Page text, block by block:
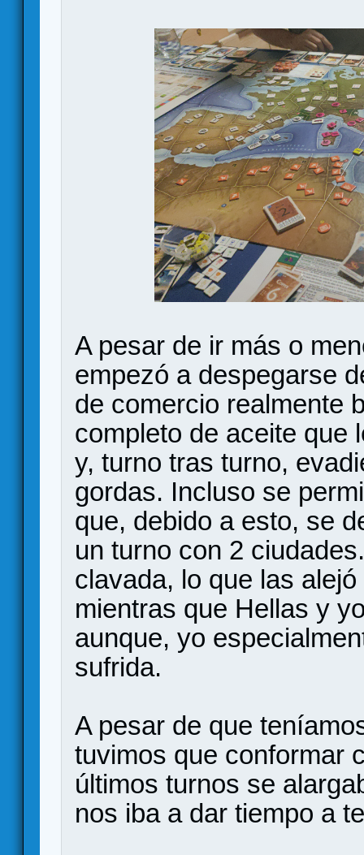
A pesar de ir más o
empezó a despegarse
de comercio realmente
completo de aceite que
y, turno tras turno,
gordas. Incluso se
que, debido a esto, se
un turno con 2
clavada, lo que las
mientras que Hellas y
aunque, yo
sufrida.
A pesar de que
tuvimos que conformar
últimos turnos se
nos iba a dar tiempo a